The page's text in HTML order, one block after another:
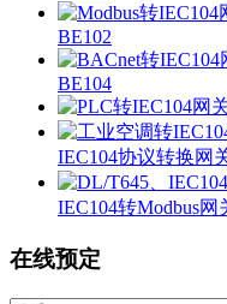
BE102
BE104
IEC104协议转换网
IEC104转Modbus网
在线预定